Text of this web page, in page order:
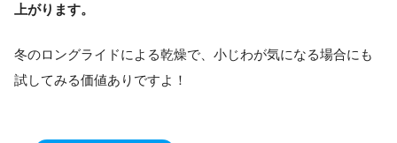
上がります。
冬のロングライドによる乾燥で、小じわが気になる場合にも
試してみる価値ありですよ！